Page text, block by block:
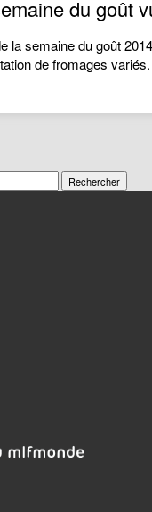
du goût
la semaine du goût
de fromages
Rechercher